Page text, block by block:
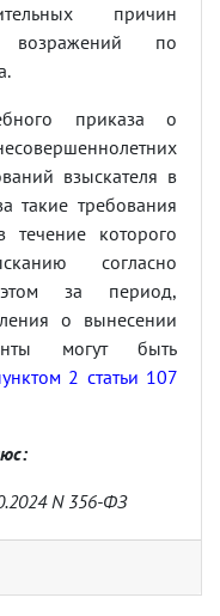
причин
возражений по
приказа о
взыскателя в
такие требования
течение которого
согласно
за период,
о вынесении
могут быть
2 статьи 107
N 356-ФЗ